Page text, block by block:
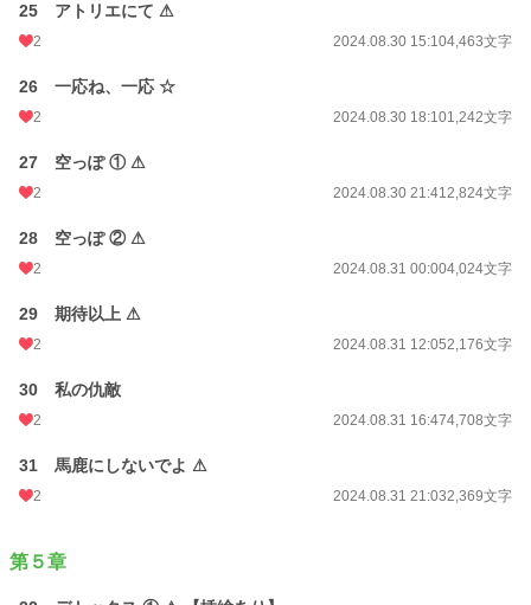
25 アトリエにて ⚠
2 2024.08.30 15:104,463文字
26 一応ね、一応 ☆
2 2024.08.30 18:101,242文字
27 空っぽ ① ⚠
2 2024.08.30 21:412,824文字
28 空っぽ ② ⚠
2 2024.08.31 00:004,024文字
29 期待以上 ⚠
2 2024.08.31 12:052,176文字
30 私の仇敵
2 2024.08.31 16:474,708文字
31 馬鹿にしないでよ ⚠
2 2024.08.31 21:032,369文字
第５章